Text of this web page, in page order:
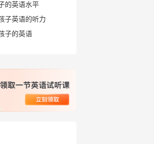
的英语水平
子英语的听力
子的英语